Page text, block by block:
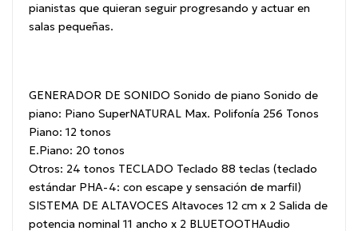
pianistas que quieran seguir progresando y actuar en
salas pequeñas.
GENERADOR DE SONIDO Sonido de piano Sonido de
piano: Piano SuperNATURAL Max. Polifonía 256 Tonos
Piano: 12 tonos
E.Piano: 20 tonos
Otros: 24 tonos TECLADO Teclado 88 teclas (teclado
estándar PHA-4: con escape y sensación de marfil)
SISTEMA DE ALTAVOCES Altavoces 12 cm x 2 Salida de
potencia nominal 11 ancho x 2 BLUETOOTHAudio